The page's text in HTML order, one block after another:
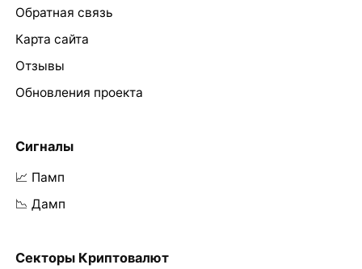
Обратная связь
Карта сайта
Отзывы
Обновления проекта
Сигналы
📈 Памп
📉 Дамп
Секторы Криптовалют